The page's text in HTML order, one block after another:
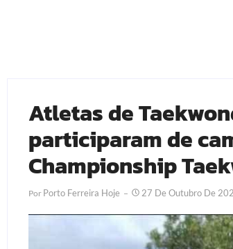
Atletas de
participaram de
Championship
Por Porto Ferreira Hoje 27 De Outubro De